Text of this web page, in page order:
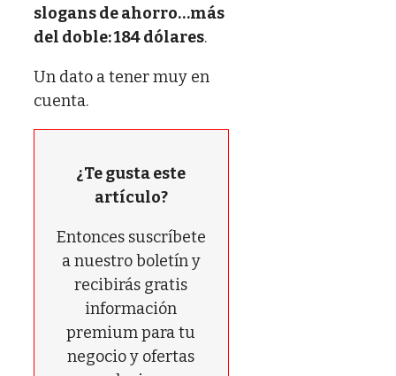
slogans de ahorro…más
del doble: 184 dólares.
Un dato a tener muy en
cuenta.
¿Te gusta este
artículo?
Entonces suscríbete
a nuestro boletín y
recibirás gratis
información
premium para tu
negocio y ofertas